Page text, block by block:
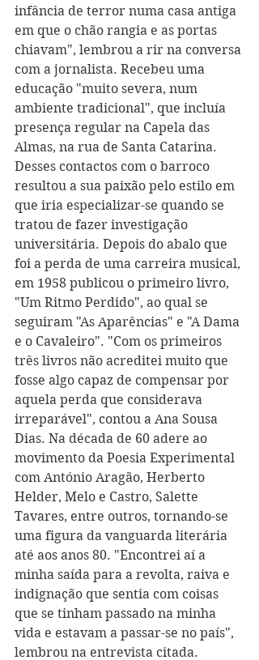
infância de terror numa casa antiga
em que o chão rangia e as portas
chiavam", lembrou a rir na conversa
com a jornalista. Recebeu uma
educação "muito severa, num
ambiente tradicional", que incluía
presença regular na Capela das
Almas, na rua de Santa Catarina.
Desses contactos com o barroco
resultou a sua paixão pelo estilo em
que iria especializar-se quando se
tratou de fazer investigação
universitária. Depois do abalo que
foi a perda de uma carreira musical,
em 1958 publicou o primeiro livro,
"Um Ritmo Perdido", ao qual se
seguiram "As Aparências" e "A Dama
e o Cavaleiro". "Com os primeiros
três livros não acreditei muito que
fosse algo capaz de compensar por
aquela perda que considerava
irreparável", contou a Ana Sousa
Dias. Na década de 60 adere ao
movimento da Poesia Experimental
com António Aragão, Herberto
Helder, Melo e Castro, Salette
Tavares, entre outros, tornando-se
uma figura da vanguarda literária
até aos anos 80. "Encontrei aí a
minha saída para a revolta, raiva e
indignação que sentia com coisas
que se tinham passado na minha
vida e estavam a passar-se no país",
lembrou na entrevista citada.